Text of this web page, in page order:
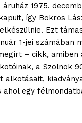
áruház 1975.
így Bokros
Ezt
1-jei számában
– cikk, amiben
a Szolnok
alkotásait,
ahol egy